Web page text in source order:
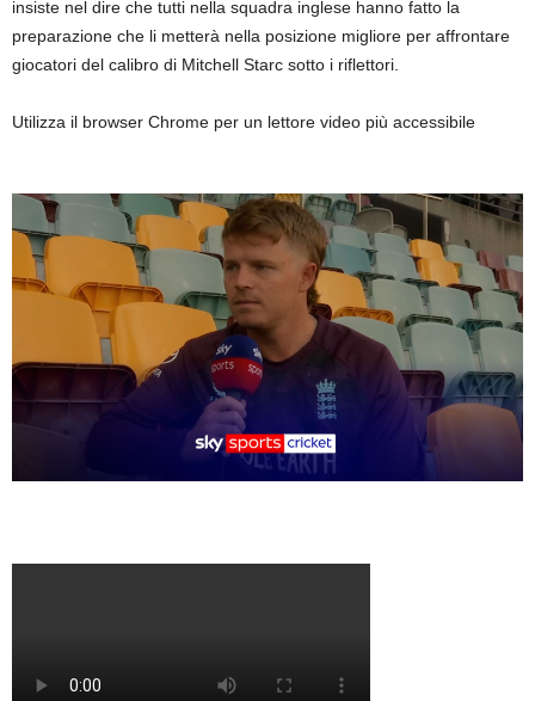
insiste nel dire che tutti nella squadra inglese hanno fatto la
preparazione che li metterà nella posizione migliore per affrontare
giocatori del calibro di Mitchell Starc sotto i riflettori.
Utilizza il browser Chrome per un lettore video più accessibile